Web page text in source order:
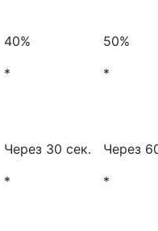
40%
*
50%
*
Через 30 сек.
*
Через
*